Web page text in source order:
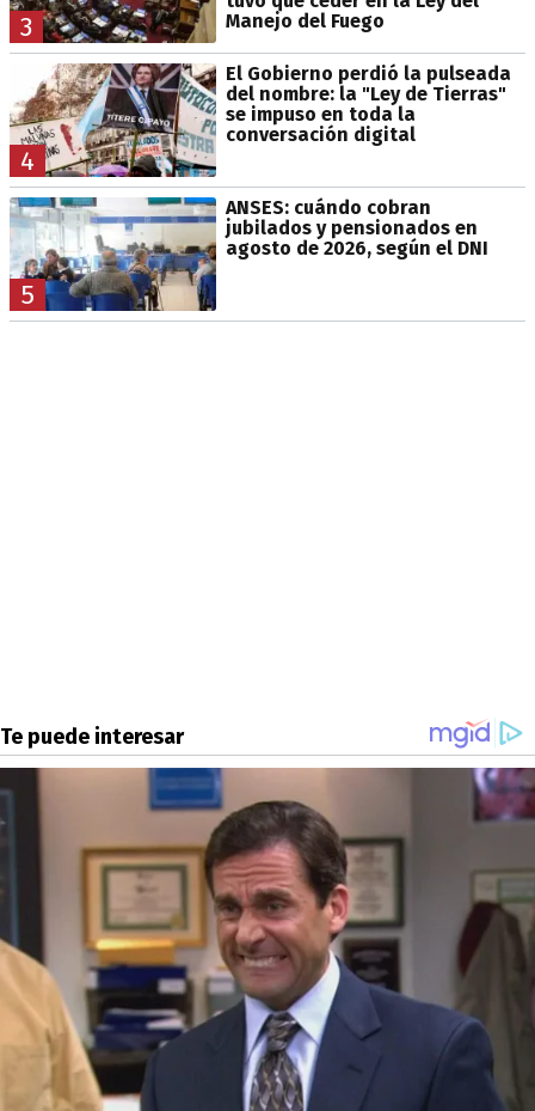
3
Manejo del Fuego
4
El Gobierno perdió la pulseada
del nombre: la "Ley de Tierras"
se impuso en toda la
conversación digital
5
ANSES: cuándo cobran
jubilados y pensionados en
agosto de 2026, según el DNI